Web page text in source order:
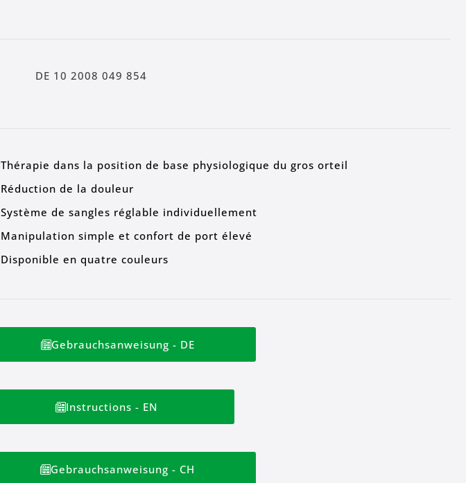
DE 10 2008 049 854
Thérapie dans la position de base physiologique du gros orteil
Réduction de la douleur
Système de sangles réglable individuellement
Manipulation simple et confort de port élevé
Disponible en quatre couleurs
Gebrauchsanweisung - DE
Instructions - EN
Gebrauchsanweisung - CH